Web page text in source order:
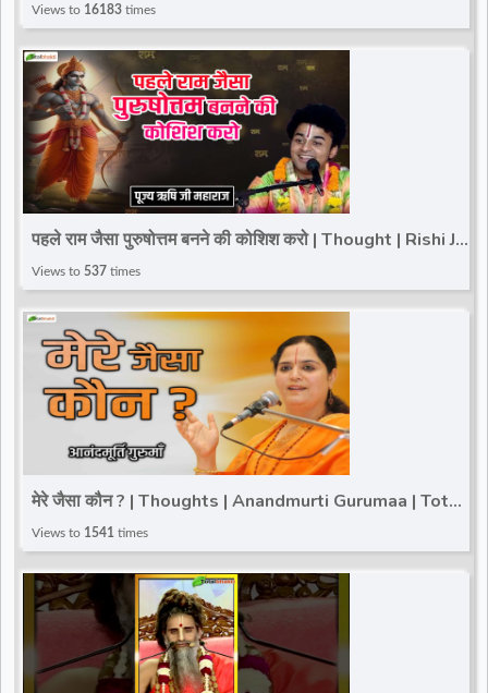
#totalbhakti #shivanand_bhaishri_ji
Views to 16183 times
पहले राम जैसा पुरुषोत्तम बनने की कोशिश करो | Thought | Rishi Ji
Maharaj | Mahoba | Total Bhakti
Views to 537 times
मेरे जैसा कौन ? | Thoughts | Anandmurti Gurumaa | Total
Bhakti
Views to 1541 times